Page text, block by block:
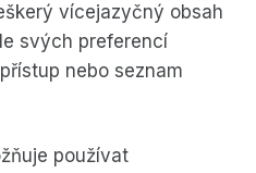
vícejazyčný obsah
svých preferencí
nebo seznam
používat